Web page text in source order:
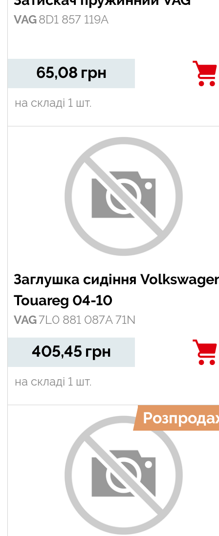
VAG8D1 857 119A
65,08 грн
на складі 1 шт.
Заглушка сидіння
Touareg 04-10
VAG7L0 881 087A 71N
405,45 грн
на складі 1 шт.